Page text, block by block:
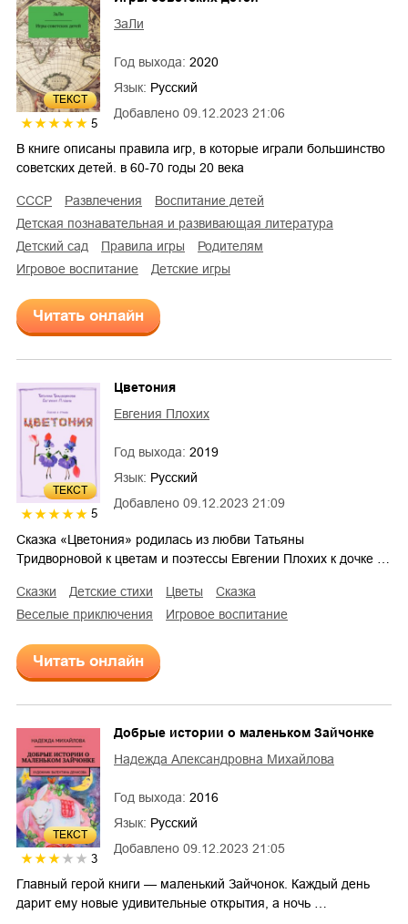
ТЕКСТ
5
Добавлено 09.12.2023 21:06
ЗаЛи
Год выхода: 2020
Язык: Русский
В книге описаны правила игр, в которые играли большинство
советских детей. в 60-70 годы 20 века
СССР развлечения
воспитание детей
детская познавательная и развивающая литература
детский сад
правила игры
родителям
игровое воспитание
детские игры
Читать онлайн
ТЕКСТ
5
Добавлено 09.12.2023 21:09
Цветония
Евгения Плохих
Год выхода: 2019
Язык: Русский
Сказка «Цветония» родилась из любви Татьяны
Тридворновой к цветам и поэтессы Евгении Плохих к дочке …
сказки детские стихи цветы
сказка
веселые приключения
игровое воспитание
Читать онлайн
ТЕКСТ
3
Добавлено 09.12.2023 21:05
Добрые истории о маленьком Зайчонке
Надежда Александровна Михайлова
Год выхода: 2016
Язык: Русский
Главный герой книги — маленький Зайчонок. Каждый день
дарит ему новые удивительные открытия, а ночь …